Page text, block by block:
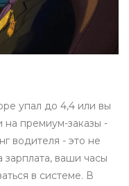
упал до 4,4 или вы
на премиум-заказы -
водителя - это не
ваши часы
в системе. В